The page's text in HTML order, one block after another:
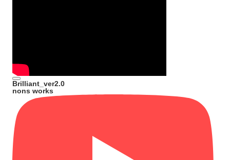
Brilliant_ver2.0
nons works